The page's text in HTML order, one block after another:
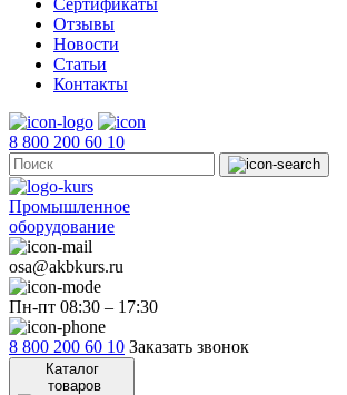
Сертификаты
Отзывы
Новости
Статьи
Контакты
8 800 200 60 10
Промышленное
оборудование
osa@akbkurs.ru
Пн-пт 08:30 – 17:30
8 800 200 60 10 Заказать звонок
Каталог
товаров